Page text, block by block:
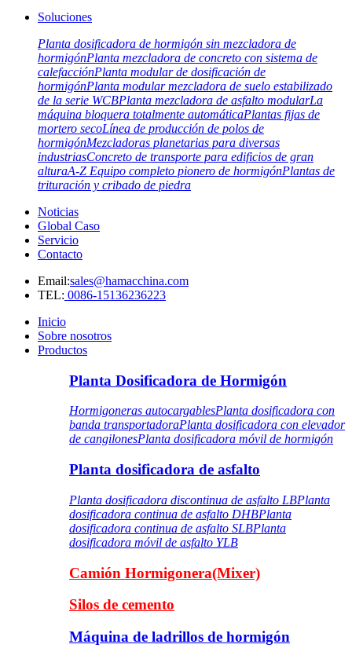
Soluciones
Planta dosificadora de hormigón sin mezcladora de
hormigónPlanta mezcladora de concreto con sistema de
calefacciónPlanta modular de dosificación de
hormigónPlanta modular mezcladora de suelo estabilizado
de la serie WCBPlanta mezcladora de asfalto modularLa
máquina bloquera totalmente automáticaPlantas fijas de
mortero secoLínea de producción de polos de
hormigónMezcladoras planetarias para diversas
industriasConcreto de transporte para edificios de gran
alturaA-Z Equipo completo pionero de hormigónPlantas de
trituración y cribado de piedra
Noticias
Global Caso
Servicio
Contacto
Email:sales@hamacchina.com
TEL: 0086-15136236223
Inicio
Sobre nosotros
Productos
Planta Dosificadora de Hormigón
Hormigoneras autocargablesPlanta dosificadora con
banda transportadoraPlanta dosificadora con elevador
de cangilonesPlanta dosificadora móvil de hormigón
Planta dosificadora de asfalto
Planta dosificadora discontinua de asfalto LBPlanta
dosificadora continua de asfalto DHBPlanta
dosificadora continua de asfalto SLBPlanta
dosificadora móvil de asfalto YLB
Camión Hormigonera(Mixer)
Silos de cemento
Máquina de ladrillos de hormigón